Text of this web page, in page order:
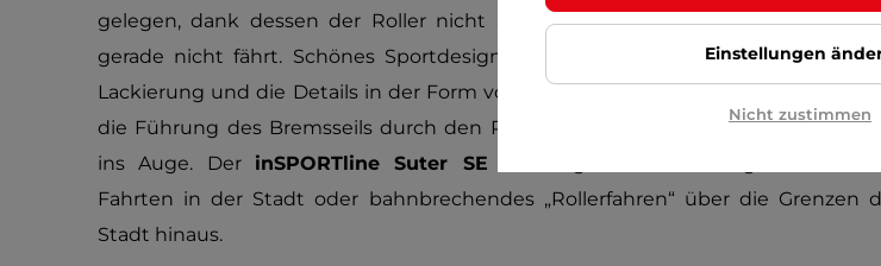
gelegen, dank dessen der Roller nicht auf den Boden zu legen ist, wenn
gerade nicht fährt. Schönes Sportdesign des Rollers, ergänzt um stilvolle
Lackierung und die Details in der Form von farblich passenden Bowdenzügen
die Führung des Bremsseils durch den Rahmen des Rollers, fällt Ihnen
ins Auge. Der inSPORTline Suter SE
Fahrten in der Stadt oder bahnbrechendes „Rollerfahren“ über die Grenzen
Stadt hinaus.
Einstellungen
Nicht zustimmen